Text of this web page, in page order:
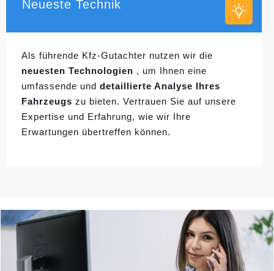
Neueste Technik
Als führende Kfz-Gutachter nutzen wir die
neuesten Technologien , um Ihnen eine
umfassende und detaillierte Analyse Ihres
Fahrzeugs zu bieten. Vertrauen Sie auf unsere
Expertise und Erfahrung, wie wir Ihre
Erwartungen übertreffen können.